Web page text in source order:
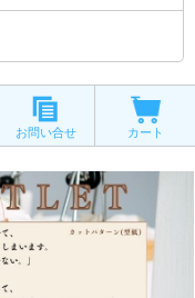
お問い合せ カート